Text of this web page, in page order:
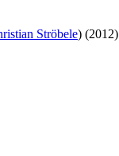
Ströbele) (2012)